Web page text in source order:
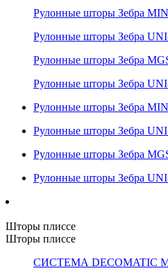
Рулонные шторы Зебра
Рулонные шторы Зебра
Рулонные шторы Зебра
Рулонные шторы Зебра
Рулонные шторы Зебра
Рулонные шторы Зебра
Рулонные шторы Зебра
Рулонные шторы Зебра
Шторы плиссе
Шторы плиссе
СИСТЕМА DECOMATIC